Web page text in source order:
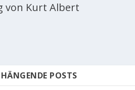
von Kurt Albert
POSTS